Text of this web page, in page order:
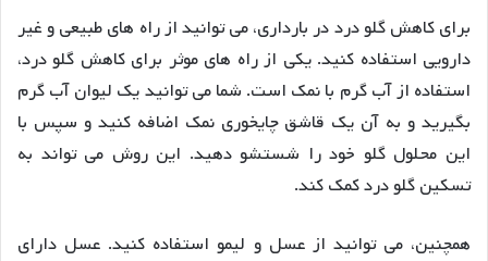
برای کاهش گلو درد در بارداری، می توانید از راه های طبیعی و غیر
دارویی استفاده کنید. یکی از راه های موثر برای کاهش گلو درد،
استفاده از آب گرم با نمک است. شما می توانید یک لیوان آب گرم
بگیرید و به آن یک قاشق چایخوری نمک اضافه کنید و سپس با
این محلول گلو خود را شستشو دهید. این روش می تواند به
تسکین گلو درد کمک کند.
همچنین، می توانید از عسل و لیمو استفاده کنید. عسل دارای